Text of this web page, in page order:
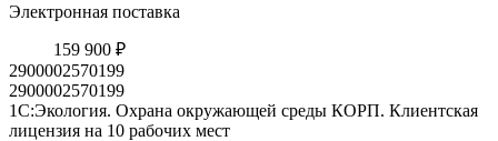
Электронная поставка
159 900 ₽
2900002570199
2900002570199
1С:Экология. Охрана окружающей среды КОРП. Клиентская
лицензия на 10 рабочих мест